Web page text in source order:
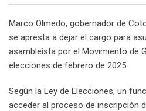
Marco Olmedo, gobernador de
se apresta a dejar el cargo para
asambleísta por el Movimiento de
elecciones de febrero de 2025.
Según la Ley de Elecciones, un
acceder al proceso de inscripción